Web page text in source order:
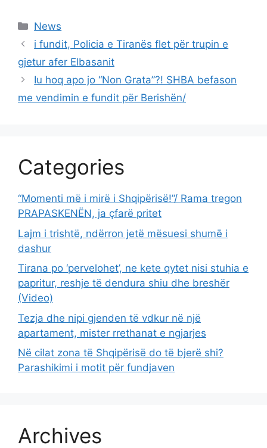
Categories
News
i fundit, Policia e Tiranës flet për trupin e
gjetur afer Elbasanit
Iu hoq apo jo “Non Grata”?! SHBA befason
me vendimin e fundit për Berishën/
Categories
“Momenti më i mirë i Shqipërisë!”/ Rama tregon
PRAPASKENËN, ja çfarë pritet
Lajm i trishtë, ndërron jetë mësuesi shumē i
dashur
Tirana po ‘pervelohet’, ne kete qytet nisi stuhia e
papritur, reshje të dendura shiu dhe breshër
(Video)
Tezja dhe nipi gjenden të vdkur në një
apartament, mister rrethanat e ngjarjes
Në cilat zona të Shqipërisë do të bjerë shi?
Parashikimi i motit për fundjaven
Archives